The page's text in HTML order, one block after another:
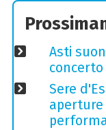
Asti
Sere
aperture